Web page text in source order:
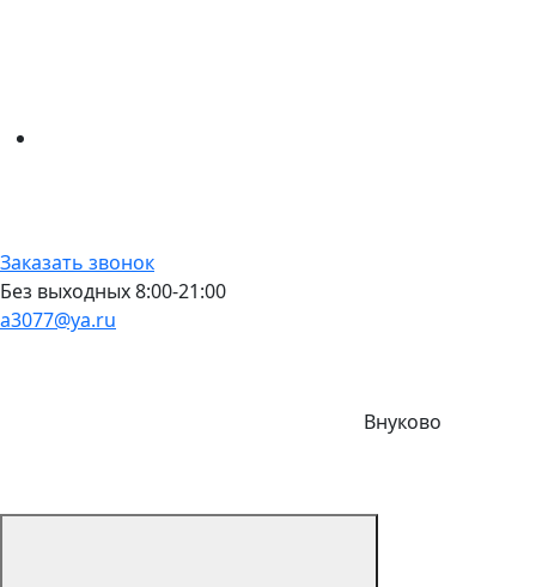
Заказать звонок
Без выходных 8:00-21:00
a3077@ya.ru
Внуково